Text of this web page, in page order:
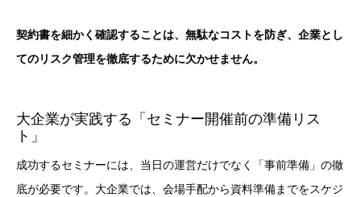
契約書を細かく確認することは、無駄なコストを防ぎ、企業とし
てのリスク管理を徹底するために欠かせません。
大企業が実践する「セミナー開催前の準備リス
ト」
成功するセミナーには、当日の運営だけでなく「事前準備」の徹
底が必要です。大企業では、会場手配から資料準備までをスケジ